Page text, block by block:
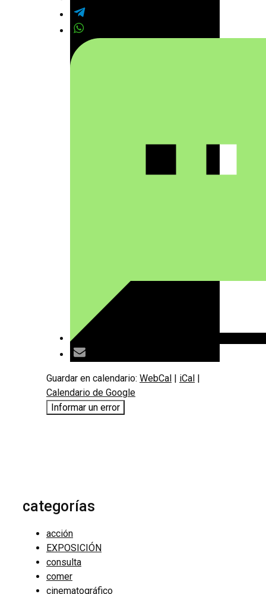
Guardar en calendario: WebCal | iCal |
Calendario de Google
Informar un error
categorías
acción
EXPOSICIÓN
consulta
comer
cinematográfico